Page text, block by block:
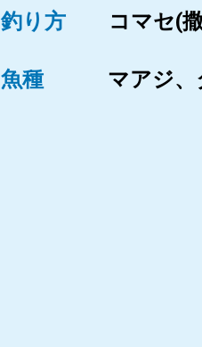
釣り方 コマセ(
魚種 マアジ